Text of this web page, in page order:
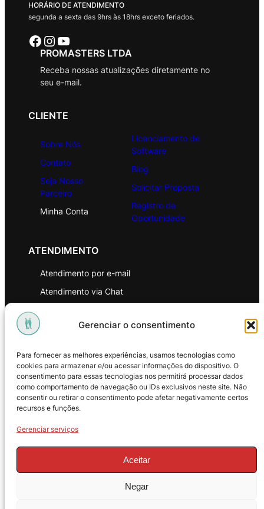
Gerenciar o consentimento
Para fornecer as melhores experiências, usamos tecnologias como
cookies para armazenar e/ou acessar informações do dispositivo. O
consentimento para essas tecnologias nos permitirá processar dados
como comportamento de navegação ou IDs exclusivos neste site. Não
consentir ou retirar o consentimento pode afetar negativamente certos
recursos e funções.
Gerenciar serviços
Aceitar
Negar
HORÁRIO DE ATENDIMENTO
segunda a sexta das 9hrs às 18hrs exceto feriados.
Facebook Instagram Youtube
PROMASTERS LTDA
Receba nossas atualizações diretamente no
seu e-mail.
CLIENTE
Sobre Nós
Contato
Seja Nosso
Parceiro
Minha Conta
Licenciamento de
Software
Blog
Solicitar Proposta
Registro de
Oportunidade
ATENDIMENTO
Atendimento por e-mail
Atendimento via Chat
Política de Privacidade
Política de Troca e Devoluções
Política de Reembolso